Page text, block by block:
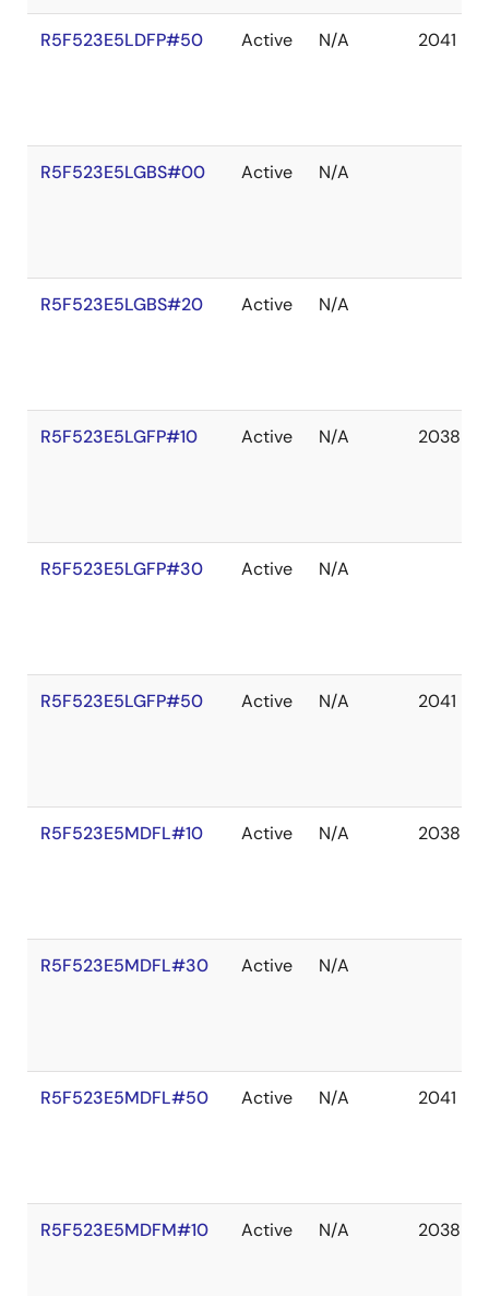
R5F523E5LDFP#50 Active N/A 2041
R5F523E5LGBS#00 Active N/A
R5F523E5LGBS#20 Active N/A
R5F523E5LGFP#10 Active N/A 2038
R5F523E5LGFP#30 Active N/A
R5F523E5LGFP#50 Active N/A 2041
R5F523E5MDFL#10 Active N/A 2038
R5F523E5MDFL#30 Active N/A
R5F523E5MDFL#50 Active N/A 2041
R5F523E5MDFM#10 Active N/A 2038